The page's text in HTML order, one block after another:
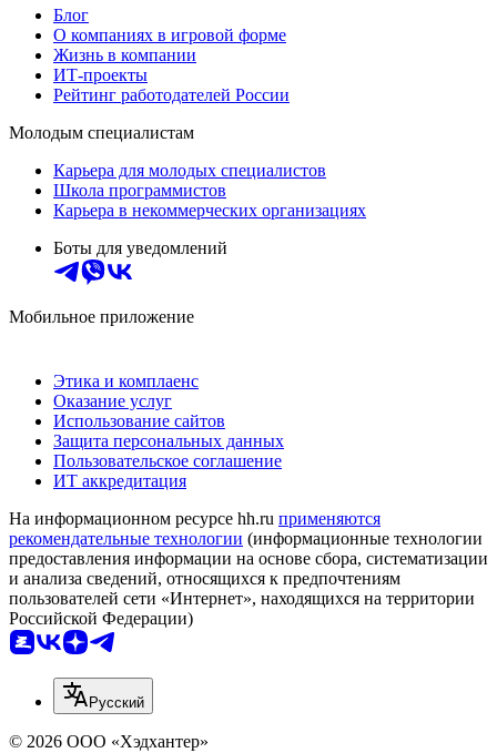
Блог
О компаниях в игровой форме
Жизнь в компании
ИТ-проекты
Рейтинг работодателей России
Молодым специалистам
Карьера для молодых специалистов
Школа программистов
Карьера в некоммерческих организациях
Боты для уведомлений
Мобильное приложение
Этика и комплаенс
Оказание услуг
Использование сайтов
Защита персональных данных
Пользовательское соглашение
ИТ аккредитация
На информационном ресурсе hh.ru применяются
рекомендательные технологии (информационные технологии
предоставления информации на основе сбора, систематизации
и анализа сведений, относящихся к предпочтениям
пользователей сети «Интернет», находящихся на территории
Российской Федерации)
Русский
© 2026 ООО «Хэдхантер»